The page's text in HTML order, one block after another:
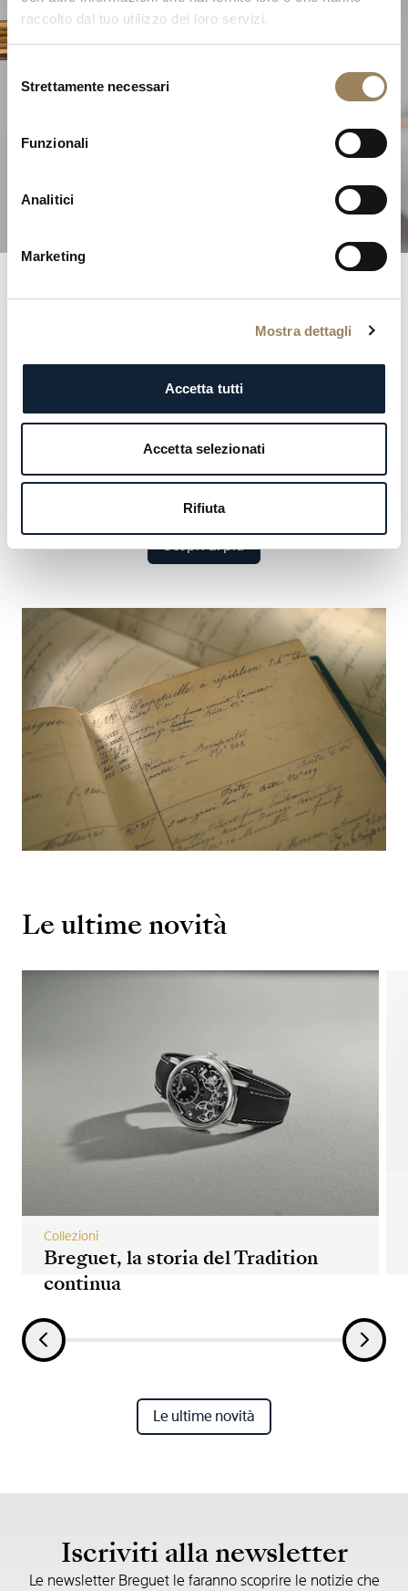
raccolto dal tuo utilizzo dei loro servizi.
delStrettamente necessari
Funzionali
Analitici
Marketing
Mostra dettagli
Accetta tutti
Accetta selezionati
Rifiuta
L'Eccellenza dell'Alta
Registri Breguet
che comprende figure illustri dai monarchi alle icone
culturali. Scoprite i grandi nomi che hanno definito il
nostro lascito e cogliete l’opportunità di aggiungere il
Scopri di più
Le ultime novità
Breguet, la storia del Tradition
continua
Collezioni
Le ultime novità
Iscriviti alla newsletter
Le newsletter Breguet le faranno scoprire le notizie che